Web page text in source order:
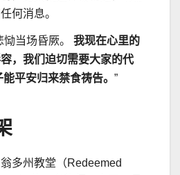
何消息。
恸当场昏厥。 我现在心里的
，我们迫切需要大家的代
平安归来禁食祷告。 ”
多州教堂（Redeemed